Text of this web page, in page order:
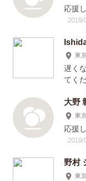
応援
2019/
東
遅く
てく
大野
東
応援
2019/
野村
東